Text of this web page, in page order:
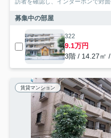
訪者を確認し、インターホンで対
募集中の部屋
322
9.1万円
3階 / 14.27㎡
賃貸マンション